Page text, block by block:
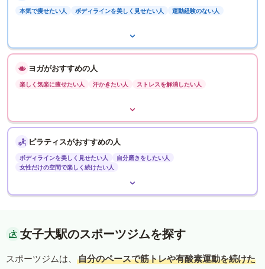
本気で痩せたい人 ボディラインを美しく見せたい人 運動経験のない人
ヨガがおすすめの人
楽しく気楽に痩せたい人 汗かきたい人 ストレスを解消したい人
ピラティスがおすすめの人
ボディラインを美しく見せたい人
自分磨きをしたい人
女性だけの空間で楽しく続けたい人
女子大駅のスポーツジムを探す
スポーツジムは、
自分のペースで筋トレや有酸素運動を続けた